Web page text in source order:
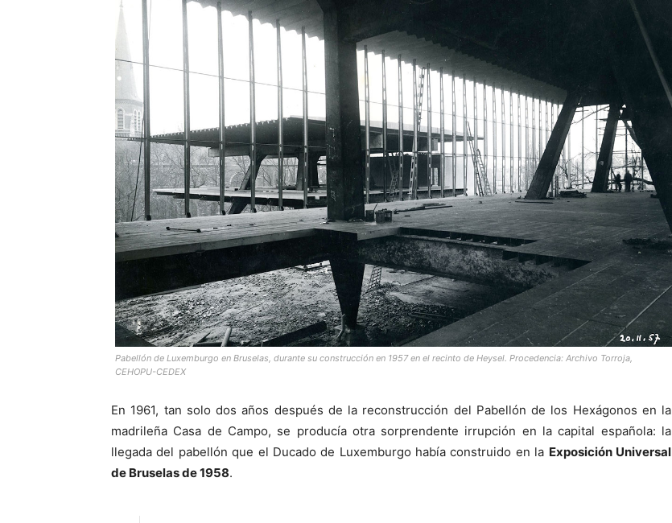
Pabellón de Luxemburgo en Bruselas, durante su construcción en 1957 en el recinto de Heysel. Procedencia: Archivo Torroja,
CEHOPU-CEDEX
En 1961, tan solo dos años después de la reconstrucción del Pabellón de los Hexágonos en la
madrileña Casa de Campo, se producía otra sorprendente irrupción en la capital española: la
llegada del pabellón que el Ducado de Luxemburgo había construido en la Exposición Universal
de Bruselas de 1958.